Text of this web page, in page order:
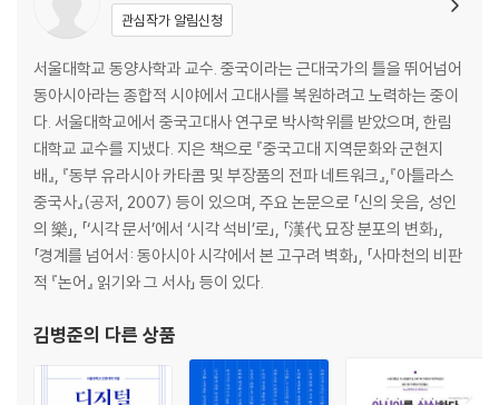
(曹操)의 활약 / 서진(西晉)의 제도 정비 / 전란 속에서의 자립 집단 / 재
력의 중요성 / 구품중정제(九品中正制)와 귀족 사회의 고착화 / 호족(胡
族)의 성장과 서진의 멸망 / 전진(前秦)의 남진(南進) 좌절과 남북 대치
상황의 고착 / 북위 왕조의 호족(胡族)적 특성 / 북위의 균전제 / 북위 효
문제의 한화 정책(漢化政策) / 북조 말 다시 강화된 호족(胡族)의 풍조 /
사인(士人)과 서인(庶人)의 구별 / 사인(士人)의 명망(名望) / 남북조
시기 풍속의 지역적 차이 / 불경의 한역(漢譯)과 불교의 발전 / 북조에서
의 실용 기술 발전 / 중국의 분열과 고구려의 성장 / 서역(西域)과의 교류
/ 호족(胡族)적 성격을 지닌 새로운 통일 제국 / 대운하의 건설 / 수나라의
흥성과 쇠퇴 / 당나라와 돌궐의 관계 / 당 태종 시기의 현실 / 당나라의 안
정과 역사의 재정리 / 통일 제국의 법제 정비 / 당의 균전제(均田制) / 과
난과 당나라의 위기 / 번진(藩鎭)의 출현과 중앙 집권의 약화 / 양세법(兩
稅法)의 시행 / 지주 계층의 성장 / 당나라 후기의 사회상 / 황소의 봉기 /
문벌 세력의 약화 / 중소 지주의 생활상 / 수나라와 당나라의 수도 형태 /
관심작가 알림신청
서울대학교 동양사학과 교수. 중국이라는 근대국가의 틀을 뛰어넘어
동아시아라는 종합적 시야에서 고대사를 복원하려고 노력하는 중이
다. 서울대학교에서 중국고대사 연구로 박사학위를 받았으며, 한림
대학교 교수를 지냈다. 지은 책으로 『중국고대 지역문화와 군현지
배』, 『동부 유라시아 카타콤 및 부장품의 전파 네트워크』,『아틀라스
중국사』(공저, 2007) 등이 있으며, 주요 논문으로 「신의 웃음, 성인
의 樂」, 「‘시각 문서’에서 ‘시각 석비’로」, 「漢代 묘장 분포의 변화」,
「경계를 넘어서: 동아시아 시각에서 본 고구려 벽화」, 「사마천의 비판
적 『논어』 읽기와 그 서사」 등이 있다.
김병준의 다른 상품